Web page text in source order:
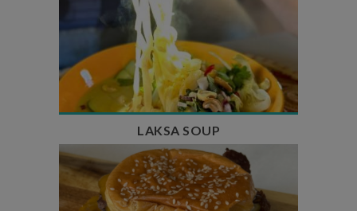
Temps de préparation : 40 min
Temps de cuisson : 25 min
Nombre de couverts : 4
LAKSA SOUP